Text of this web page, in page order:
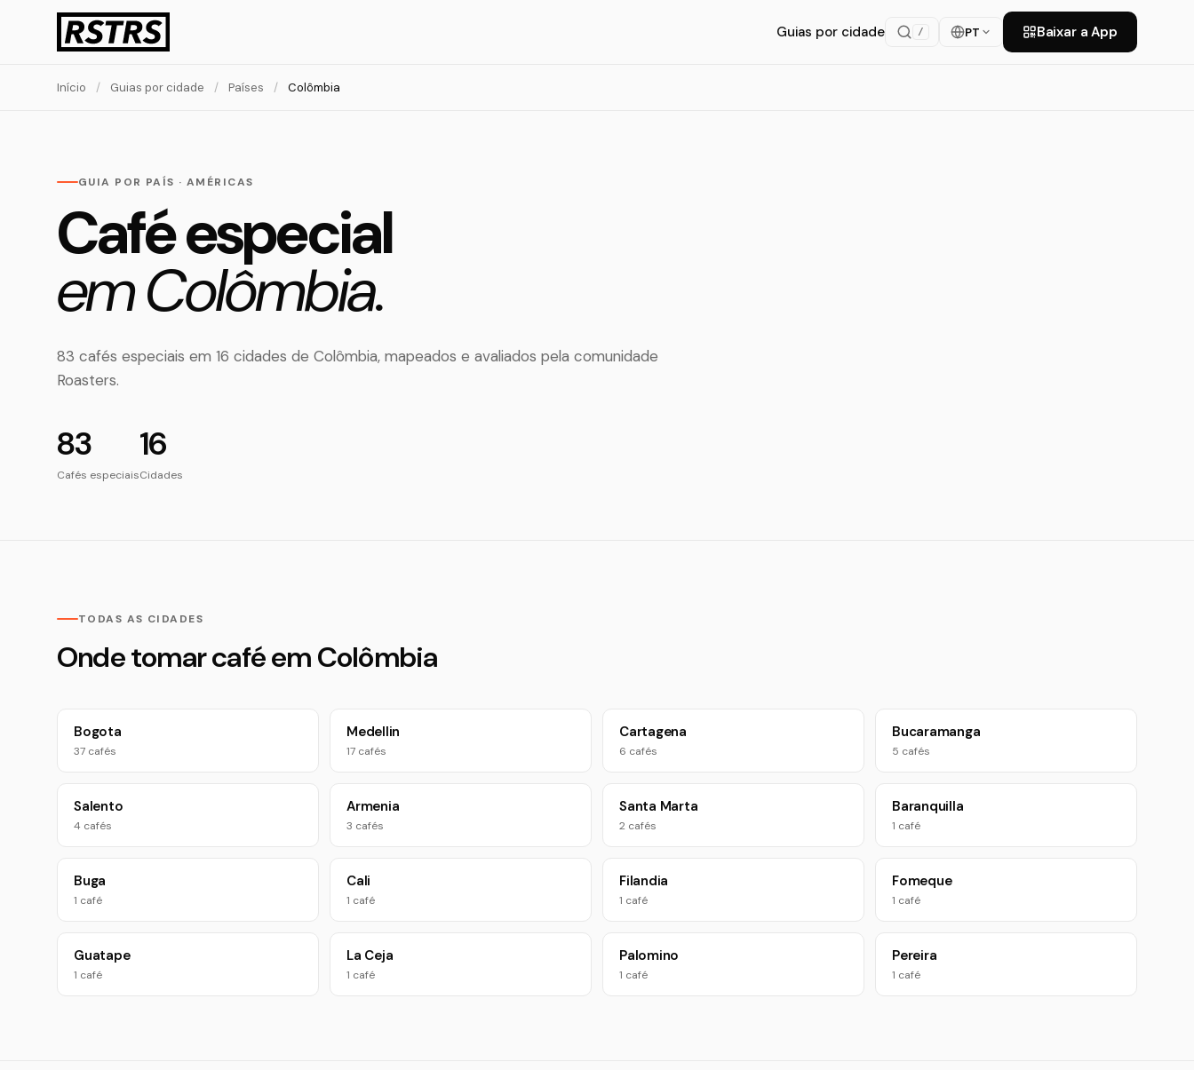
Guias por cidade / PT Baixar a App
Início / Guias por cidade / Países / Colômbia
GUIA POR PAÍS · AMÉRICAS
Café especial
em Colômbia.
83 cafés especiais em 16 cidades de Colômbia, mapeados e avaliados pela comunidade
Roasters.
83
Cafés especiais
16
Cidades
TODAS AS CIDADES
Onde tomar café em Colômbia
Bogota
37 cafés
Medellin
17 cafés
Cartagena
6 cafés
Bucaramanga
5 cafés
Salento
4 cafés
Armenia
3 cafés
Santa Marta
2 cafés
Baranquilla
1 café
Buga
1 café
Cali
1 café
Filandia
1 café
Fomeque
1 café
Guatape
1 café
La Ceja
1 café
Palomino
1 café
Pereira
1 café